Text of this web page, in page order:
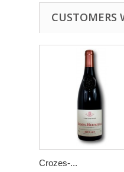
CUSTOMERS
Crozes-...